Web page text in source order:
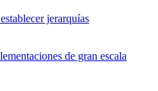
jerarquías
de gran escala